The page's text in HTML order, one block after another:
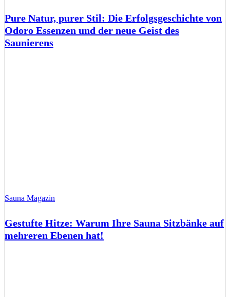
Pure Natur, purer Stil: Die Erfolgsgeschichte von
Odoro Essenzen und der neue Geist des
Saunierens
Sauna Magazin
Gestufte Hitze: Warum Ihre Sauna Sitzbänke auf
mehreren Ebenen hat!